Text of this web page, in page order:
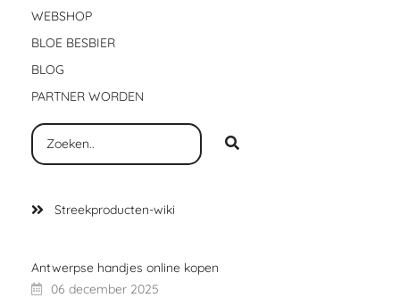
WEBSHOP
BLOE BESBIER
BLOG
PARTNER WORDEN
Streekproducten-wiki
Antwerpse handjes online kopen
06 december 2025